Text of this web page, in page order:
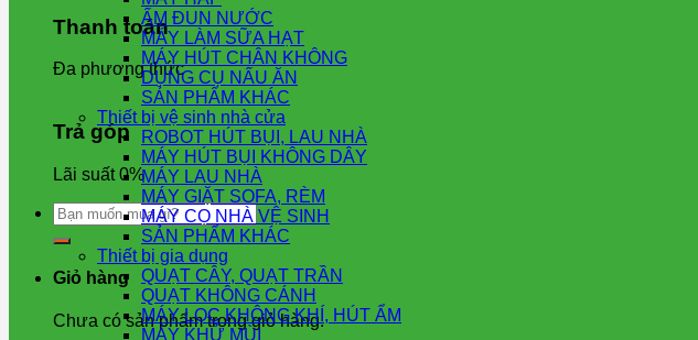
Thanh toán
Đa phương thức
Trả góp
Lãi suất 0%
Tìm
kiếm:
Giỏ hàng
Chưa có sản phẩm trong giỏ hàng.
ẤM ĐUN NƯỚC
MÁY LÀM SỮA HẠT
MÁY HÚT CHÂN KHÔNG
DỤNG CỤ NẤU ĂN
SẢN PHẨM KHÁC
Thiết bị vệ sinh nhà cửa
ROBOT HÚT BỤI, LAU NHÀ
MÁY HÚT BỤI KHÔNG DÂY
MÁY LAU NHÀ
MÁY GIẶT SOFA, RÈM
MÁY CỌ NHÀ VỆ SINH
SẢN PHẨM KHÁC
Thiết bị gia dụng
QUẠT CÂY, QUẠT TRẦN
QUẠT KHÔNG CÁNH
MÁY LỌC KHÔNG KHÍ, HÚT ẨM
MÁY KHỬ MÙI